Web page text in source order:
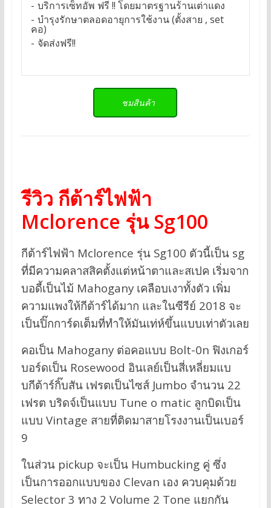
บริการเซ็ทอัพ ฟรี !! โดยมาตรฐานร้านเต่าแดง
บำรุงรักษาตลอดอายุการใช้งาน (ตั้งสาย , set
คอ)
จัดส่งฟรี!!
ชมสินค้า
รีวิว กีต้าร์ไฟฟ้า
Mclorence รุ่น Sg100
กีต้าร์ไฟฟ้า Mclorence รุ่น Sg100 ตัวนี้เป็น sg
ที่มีความคลาสสิคตั้งแต่หน้าตาและสเปค เริ่มจาก
บอดี้เป็นไม้ Mahogany เคลือบเงาทั้งตัว เพิ่ม
ความแพงให้กีต้าร์ได้มาก และในซีรีย์ 2018 จะ
เป็นปิ๊กการ์ดเต็มที่ทำให้มันเท่ห์ขึ้นแบบเท่าตัวเลย
คอเป็น Mahogany ต่อคอแบบ Bolt-0n ฟิงเกอร์
บอร์ดเป็น Rosewood อินเลย์เป็นสี่เหลี่ยมแบ
บกีต้าร์กิ๊บสัน เฟรตเป็นไซส์ Jumbo จำนวน 22
เฟรต บริดจ์เป็นแบบ Tune o matic ลูกบิดเป็น
แบบ Vintage สายที่ติดมาสายโรงงานเป็นเบอร์
9
ในส่วน pickup จะเป็น Humbucking คู่ ซึ่ง
เป็นการออกแบบของ Clevan เอง ควบคุมด้วย
Selector 3 ทาง 2 Volume 2 Tone แยกกัน